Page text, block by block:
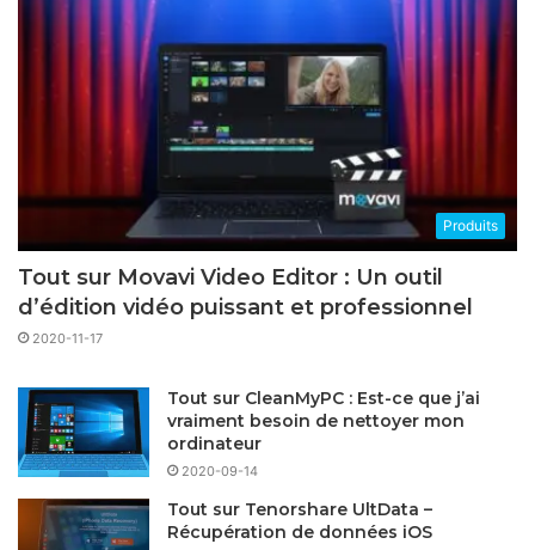
Produits
Tout sur Movavi Video Editor : Un outil
d’édition vidéo puissant et professionnel
2020-11-17
Tout sur CleanMyPC : Est-ce que j’ai
vraiment besoin de nettoyer mon
ordinateur
2020-09-14
Tout sur Tenorshare UltData –
Récupération de données iOS